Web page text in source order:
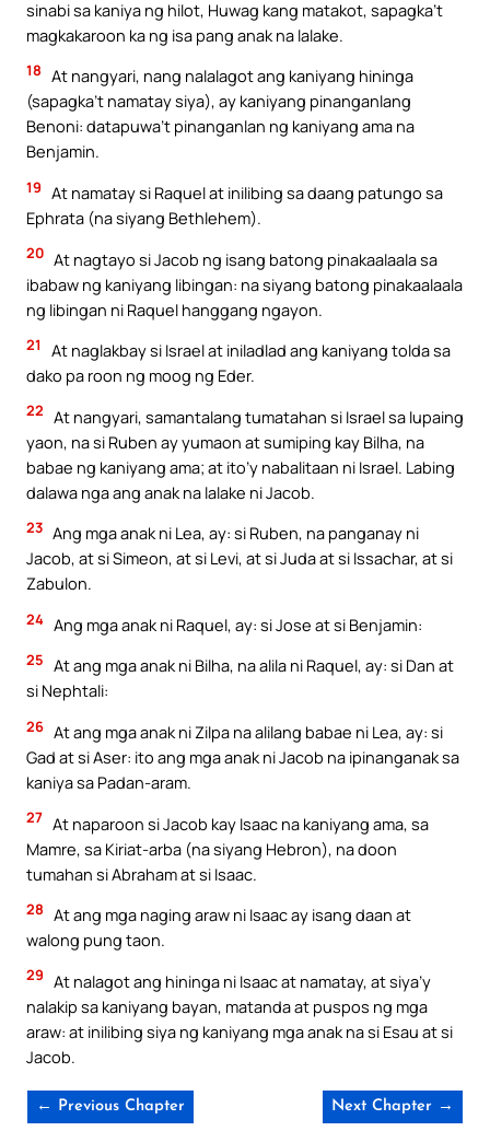
sinabi sa kaniya ng hilot, Huwag kang matakot, sapagka’t
magkakaroon ka ng isa pang anak na lalake.
18 At nangyari, nang nalalagot ang kaniyang hininga
(sapagka’t namatay siya), ay kaniyang pinanganlang
Benoni: datapuwa’t pinanganlan ng kaniyang ama na
Benjamin.
19 At namatay si Raquel at inilibing sa daang patungo sa
Ephrata (na siyang Bethlehem).
20 At nagtayo si Jacob ng isang batong pinakaalaala sa
ibabaw ng kaniyang libingan: na siyang batong pinakaalaala
ng libingan ni Raquel hanggang ngayon.
21
At naglakbay si Israel at iniladlad ang kaniyang tolda sa
dako pa roon ng moog ng Eder.
22 At nangyari, samantalang tumatahan si Israel sa lupaing
yaon, na si Ruben ay yumaon at sumiping kay Bilha, na
babae ng kaniyang ama; at ito’y nabalitaan ni Israel. Labing
dalawa nga ang anak na lalake ni Jacob.
23 Ang mga anak ni Lea, ay: si Ruben, na panganay ni
Jacob, at si Simeon, at si Levi, at si Juda at si Issachar, at si
Zabulon.
24 Ang mga anak ni Raquel, ay: si Jose at si Benjamin:
25 At ang mga anak ni Bilha, na alila ni Raquel, ay: si Dan at
si Nephtali:
26 At ang mga anak ni Zilpa na alilang babae ni Lea, ay: si
Gad at si Aser: ito ang mga anak ni Jacob na ipinanganak sa
kaniya sa Padan-aram.
27 At naparoon si Jacob kay Isaac na kaniyang ama, sa
Mamre, sa Kiriat-arba (na siyang Hebron), na doon
tumahan si Abraham at si Isaac.
28 At ang mga naging araw ni Isaac ay isang daan at
walong pung taon.
29 At nalagot ang hininga ni Isaac at namatay, at siya’y
nalakip sa kaniyang bayan, matanda at puspos ng mga
araw: at inilibing siya ng kaniyang mga anak na si Esau at si
Jacob.
← Previous Chapter Next Chapter →